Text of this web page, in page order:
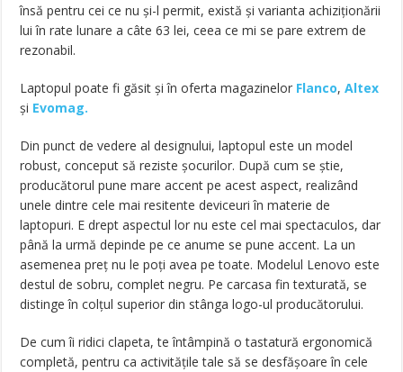
însă pentru cei ce nu și-l permit, există și varianta achiziționării
lui în rate lunare a câte 63 lei, ceea ce mi se pare extrem de
rezonabil.
Laptopul poate fi găsit și în oferta magazinelor Flanco, Altex
și Evomag.
Din punct de vedere al designului, laptopul este un model
robust, conceput să reziste șocurilor. După cum se știe,
producătorul pune mare accent pe acest aspect, realizând
unele dintre cele mai resitente deviceuri în materie de
laptopuri. E drept aspectul lor nu este cel mai spectaculos, dar
până la urmă depinde pe ce anume se pune accent. La un
asemenea preț nu le poți avea pe toate. Modelul Lenovo este
destul de sobru, complet negru. Pe carcasa fin texturată, se
distinge în colțul superior din stânga logo-ul producătorului.
De cum îi ridici clapeta, te întâmpină o tastatură ergonomică
completă, pentru ca activitățile tale să se desfășoare în cele